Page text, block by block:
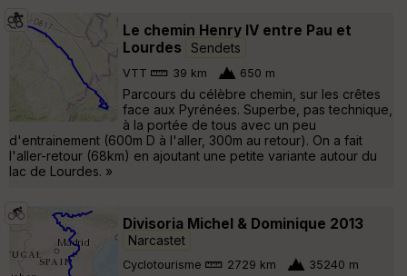
Le chemin Henry IV entre Pau et
Lourdes
Sendets
VTT 39 km 650 m
Parcours du célèbre chemin, sur les crêtes
face aux Pyrénées. Superbe, pas technique,
à la portée de tous avec un peu
d'entrainement (600m D à l'aller, 300m au retour). On a fait
l'aller-retour (68km) en ajoutant une petite variante autour du
lac de Lourdes. »
Divisoria Michel & Dominique 2013
Narcastet
Cyclotourisme 2729 km 35240 m